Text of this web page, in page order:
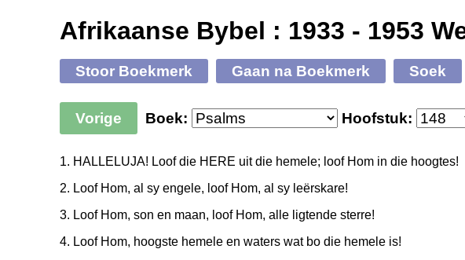
Afrikaanse Bybel : 1933 - 1953
Stoor Boekmerk Gaan na Boekmerk Soek
Vorige Boek: Hoofstuk:
1. HALLELUJA! Loof die HERE uit die hemele; loof Hom in die hoogtes!
2. Loof Hom, al sy engele, loof Hom, al sy leërskare!
3. Loof Hom, son en maan, loof Hom, alle ligtende sterre!
4. Loof Hom, hoogste hemele en waters wat bo die hemele is!